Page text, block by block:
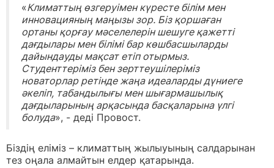
«Климаттың өзгеруімен күресте білім мен
инновацияның маңызы зор. Біз қоршаған
ортаны қорғау мәселелерін шешуге қажетті
дағдылары мен білімі бар көшбасшыларды
дайындауды мақсат етіп отырмыз.
Студенттеріміз бен зерттеушілеріміз
новаторлар ретінде жаңа идеаларды дүниеге
әкеліп, табандылығы мен шығармашылық
дағдыларының арқасында басқаларына үлгі
болуда», - деді Провост.
Біздің еліміз – климаттың жылыуының салдарынан
тез оңала алмайтын елдер қатарында.